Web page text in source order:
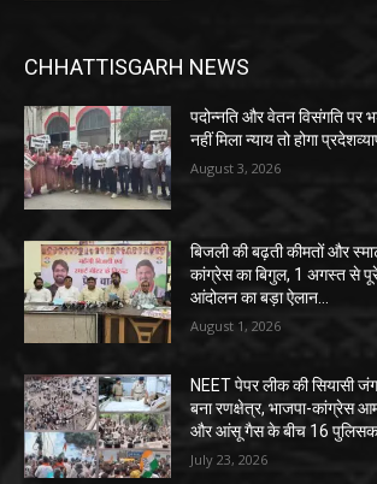
CHHATTISGARH NEWS
पदोन्नति और वेतन विसंगति पर
नहीं मिला न्याय तो होगा
August 3, 2026
बिजली की बढ़ती कीमतों और
कांग्रेस का बिगुल, 1 अगस्त से
आंदोलन का बड़ा ऐलान…
August 1, 2026
NEET पेपर लीक की सियासी
बना रणक्षेत्र, भाजपा-कांग्रेस
और आंसू गैस के बीच 16
July 23, 2026